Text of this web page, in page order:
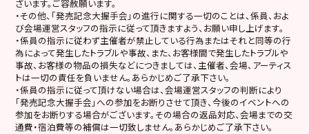
ざいます。ご容赦願います。
・その他、「発売記念大握手会」の進行に関する一切のことは、係員、およ
び会場運営スタッフの指示に従って頂きますよう、お願い申し上げます。
・係員の指示に従わず主催者が禁止している行為またはそれと同等の行
為によって発生したトラブルや事故、また、お客様間で発生したトラブルや
事故、お客様の物品の損失などにつきましては、主催者、会場、アーティス
トは一切の責任を負いません。あらかじめご了承下さい。
・係員の指示に従って頂けない場合は、会場運営スタッフの判断により
「発売記念大握手会」への参加をお断りさせて頂き、今後のイベントへの
参加をお断りする場合がございます。その場合の返品対応、会場までの交
通費・宿泊費等の補償は一切致しません。あらかじめご了承下さい。